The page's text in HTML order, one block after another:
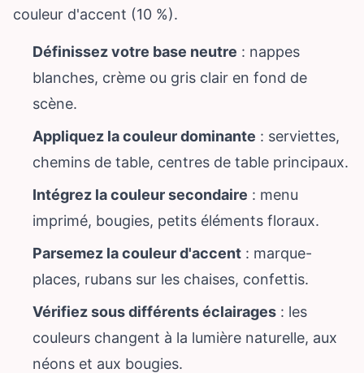
couleur d'accent (10 %).
Définissez votre base neutre : nappes
blanches, crème ou gris clair en fond de
scène.
Appliquez la couleur dominante : serviettes,
chemins de table, centres de table principaux.
Intégrez la couleur secondaire : menu
imprimé, bougies, petits éléments floraux.
Parsemez la couleur d'accent : marque-
places, rubans sur les chaises, confettis.
Vérifiez sous différents éclairages : les
couleurs changent à la lumière naturelle, aux
néons et aux bougies.